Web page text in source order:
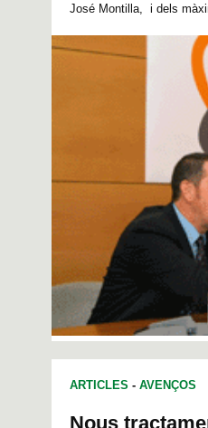
José Montilla, i dels
ARTICLES - AVENÇOS
Nous